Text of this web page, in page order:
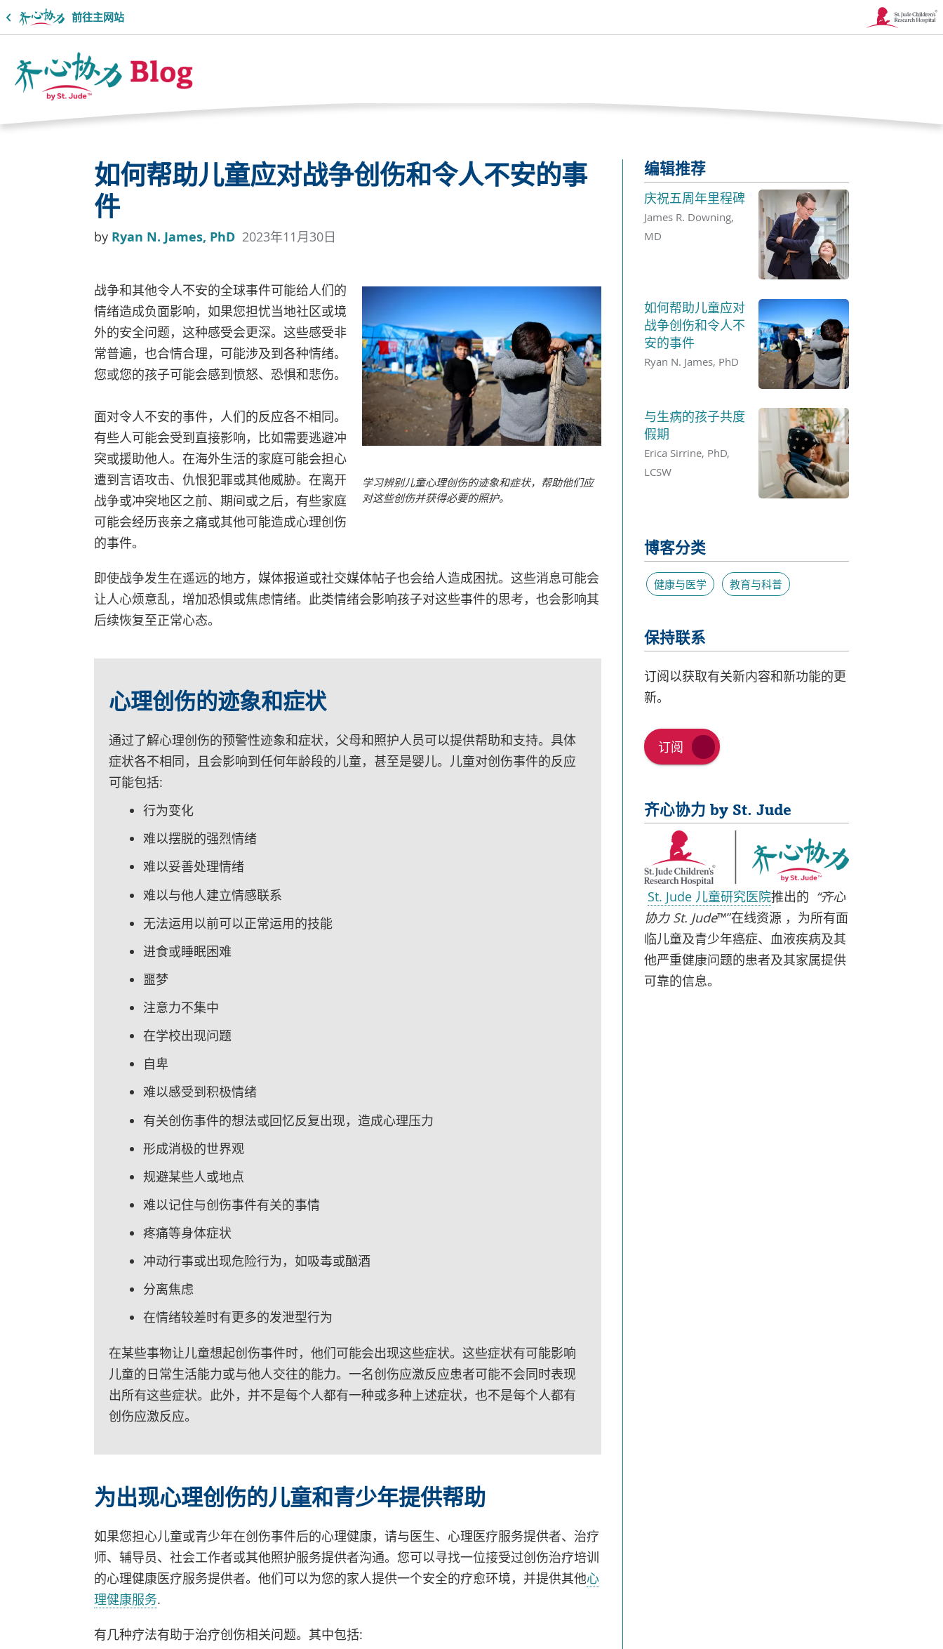
前往主网站
链
新
Together
如何帮助儿童应对战争创伤和令人不安的事
件
by Ryan N. James, PhD 2023年11月30日
学习辨别儿童心理创伤的迹象和症状，帮助他们应
对这些创伤并获得必要的照护。
战争和其他令人不安的全球事件可能给人们的
情绪造成负面影响，如果您担忧当地社区或境
外的安全问题，这种感受会更深。这些感受非
常普遍，也合情合理，可能涉及到各种情绪。
您或您的孩子可能会感到愤怒、恐惧和悲伤。
面对令人不安的事件，人们的反应各不相同。
有些人可能会受到直接影响，比如需要逃避冲
突或援助他人。在海外生活的家庭可能会担心
遭到言语攻击、仇恨犯罪或其他威胁。在离开
战争或冲突地区之前、期间或之后，有些家庭
可能会经历丧亲之痛或其他可能造成心理创伤
的事件。
即使战争发生在遥远的地方，媒体报道或社交媒体帖子也会给人造成困扰。这些消息可能会
让人心烦意乱，增加恐惧或焦虑情绪。此类情绪会影响孩子对这些事件的思考，也会影响其
后续恢复至正常心态。
心理创伤的迹象和症状
通过了解心理创伤的预警性迹象和症状，父母和照护人员可以提供帮助和支持。具体
症状各不相同，且会影响到任何年龄段的儿童，甚至是婴儿。儿童对创伤事件的反应
可能包括:
行为变化
难以摆脱的强烈情绪
难以妥善处理情绪
难以与他人建立情感联系
无法运用以前可以正常运用的技能
进食或睡眠困难
噩梦
注意力不集中
在学校出现问题
自卑
难以感受到积极情绪
有关创伤事件的想法或回忆反复出现，造成心理压力
形成消极的世界观
规避某些人或地点
难以记住与创伤事件有关的事情
疼痛等身体症状
冲动行事或出现危险行为，如吸毒或酗酒
分离焦虑
在情绪较差时有更多的发泄型行为
在某些事物让儿童想起创伤事件时，他们可能会出现这些症状。这些症状有可能影响
儿童的日常生活能力或与他人交往的能力。一名创伤应激反应患者可能不会同时表现
出所有这些症状。此外，并不是每个人都有一种或多种上述症状，也不是每个人都有
创伤应激反应。
为出现心理创伤的儿童和青少年提供帮助
如果您担心儿童或青少年在创伤事件后的心理健康，请与医生、心理医疗服务提供者、治疗
师、辅导员、社会工作者或其他照护服务提供者沟通。您可以寻找一位接受过创伤治疗培训
的心理健康医疗服务提供者。他们可以为您的家人提供一个安全的疗愈环境，并提供其他心
理健康服务.
有几种疗法有助于治疗创伤相关问题。其中包括:
编辑推荐
庆祝五周年里程碑
James R. Downing,
MD
如何帮助儿童应对
战争创伤和令人不
安的事件
Ryan N. James, PhD
与生病的孩子共度
假期
Erica Sirrine, PhD,
LCSW
博客分类
健康与医学 教育与科普
保持联系
订阅以获取有关新内容和新功能的更
新。
订阅
齐心协力 by St. Jude
St. Jude 儿童研究医院推出的 “齐心
协力 St. Jude™”在线资源 ，为所有面
临儿童及青少年癌症、血液疾病及其
他严重健康问题的患者及其家属提供
可靠的信息。